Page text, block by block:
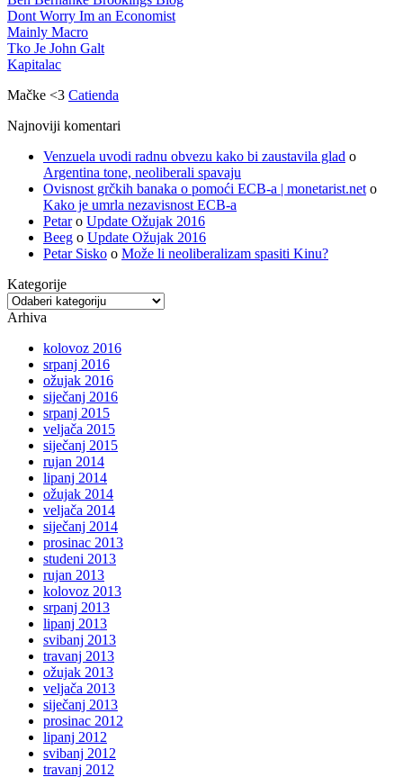
Dont Worry Im an Economist
Mainly Macro
Tko Je John Galt
Kapitalac
Mačke <3 Catienda
Najnoviji komentari
Venzuela uvodi radnu obvezu kako bi zaustavila glad o
Argentina tone, neoliberali spavaju
Ovisnost grčkih banaka o pomoći ECB-a | monetarist.net o
Kako je umrla nezavisnost ECB-a
Petaro Update Ožujak 2016
Beeg o Update Ožujak 2016
Petar Sisko o Može li neoliberalizam spasiti Kinu?
Kategorije
Kategorije
Arhiva
kolovoz 2016
srpanj 2016
ožujak 2016
siječanj 2016
srpanj 2015
veljača 2015
siječanj 2015
rujan 2014
lipanj 2014
ožujak 2014
veljača 2014
siječanj 2014
prosinac 2013
studeni 2013
rujan 2013
kolovoz 2013
srpanj 2013
lipanj 2013
svibanj 2013
travanj 2013
ožujak 2013
veljača 2013
siječanj 2013
prosinac 2012
lipanj 2012
svibanj 2012
travanj 2012